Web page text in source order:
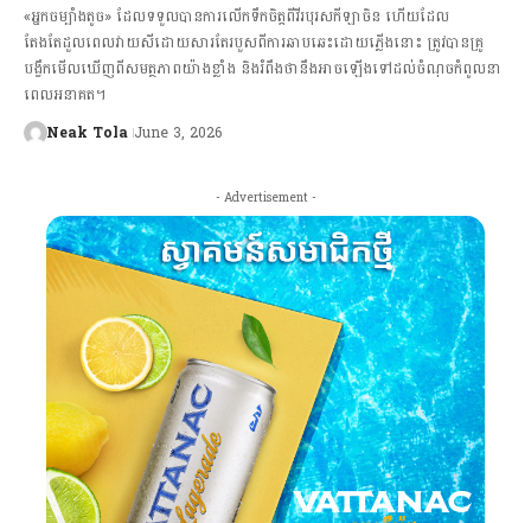
«អ្នកចម្បាំងតូច» ដែលទទួលបានការលើកទឹកចិត្តពីវីរបុរសកីឡាចិន ហើយដែល
តែងតែដួលពេលវាយសីដោយសារតែរបួសពីការឆាបឆេះដោយភ្លើងនោះ ត្រូវបានគ្រូ
បង្វឹកមើលឃើញពីសមត្ថភាពយ៉ាងខ្លាំង និងរំពឹងថានឹងអាចឡើងទៅដល់ចំណុចកំពូលនា
ពេលអនាគត។
Neak Tola June 3, 2026
- Advertisement -